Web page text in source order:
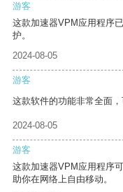
游客
这款加速器VPM应用程序
护。
2024-08-05
游客
这款软件的功能非常全面，
2024-08-05
游客
这款加速器VPM应用程序
助你在网络上自由移动。